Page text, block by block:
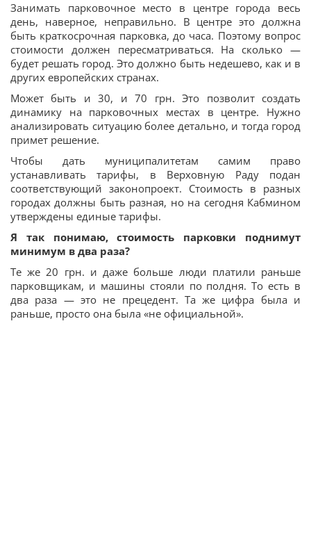
Занимать парковочное место в центре города весь
день, наверное, неправильно. В центре это должна
быть краткосрочная парковка, до часа. Поэтому вопрос
стоимости должен пересматриваться. На сколько —
будет решать город. Это должно быть недешево, как и в
других европейских странах.
Может быть и 30, и 70 грн. Это позволит создать
динамику на парковочных местах в центре. Нужно
анализировать ситуацию более детально, и тогда город
примет решение.
Чтобы дать муниципалитетам самим право
устанавливать тарифы, в Верховную Раду подан
соответствующий законопроект. Стоимость в разных
городах должны быть разная, но на сегодня Кабмином
утверждены единые тарифы.
Я так понимаю, стоимость парковки поднимут
минимум в два раза?
Те же 20 грн. и даже больше люди платили раньше
парковщикам, и машины стояли по полдня. То есть в
два раза — это не прецедент. Та же цифра была и
раньше, просто она была «не официальной».